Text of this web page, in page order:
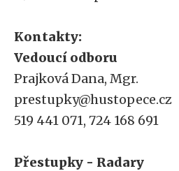
Kontakty:
Vedoucí odboru
Prajková Dana, Mgr.
prestupky@hustopece.cz
519 441 071, 724 168 691
Přestupky - Radary